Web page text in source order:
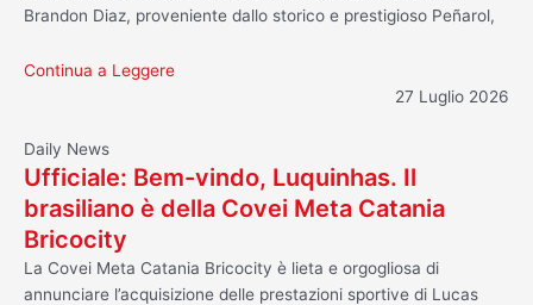
Brandon Diaz, proveniente dallo storico e prestigioso Peñarol,
Continua a Leggere
27 Luglio 2026
Daily News
Ufficiale: Bem-vindo, Luquinhas. Il
brasiliano è della Covei Meta Catania
Bricocity
La Covei Meta Catania Bricocity è lieta e orgogliosa di
annunciare l’acquisizione delle prestazioni sportive di Lucas